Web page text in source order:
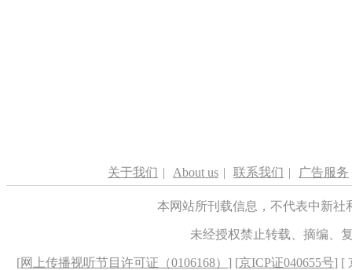
关于我们 | About us | 联系我们 | 广告服务
本网站所刊载信息，不代表中新
未经授权禁止转载、摘编、
[网上传播视听节目许可证（0106168） ] [京ICP证040655号] [